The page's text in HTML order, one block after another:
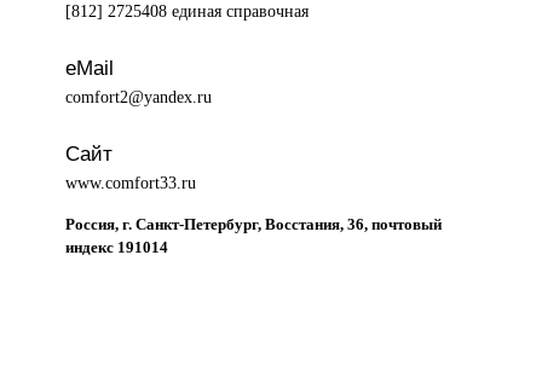
[812] 2725408 единая справочная
eMail
comfort2@yandex.ru
Сайт
www.comfort33.ru
Россия, г. Санкт-Петербург, Восстания, 36, почтовый
индекс 191014